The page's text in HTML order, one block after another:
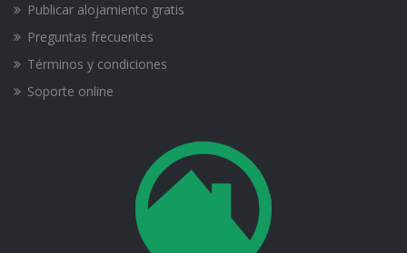
Publicar alojamiento gratis
Preguntas frecuentes
Términos y condiciones
Soporte online